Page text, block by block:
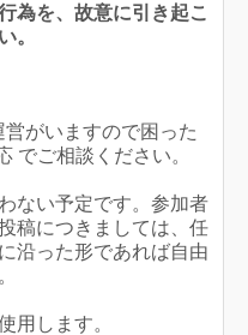
為を、故意に引き起こ
。
営がいますので困った
でご相談ください。
ない予定です。参加者
稿につきましては、任
沿った形であれば自由
用します。